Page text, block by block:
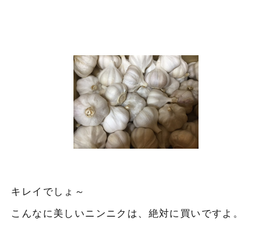
キレイでしょ～
こんなに美しいニンニクは、絶対に買いですよ。